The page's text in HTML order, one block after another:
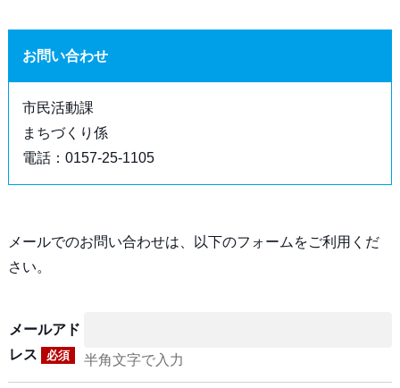
お問い合わせ
市民活動課
まちづくり係
電話：0157-25-1105
メールでのお問い合わせは、以下のフォームをご利用くだ
さい。
メールアド
レス
必須 半角文字で入力